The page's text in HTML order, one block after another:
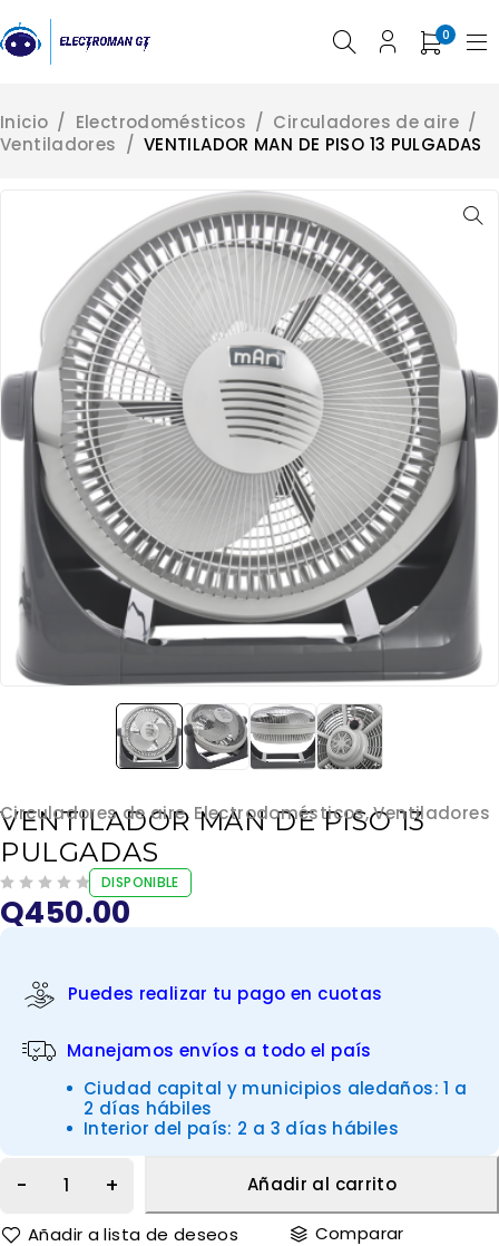
0
Inicio / Electrodomésticos / Circuladores de aire /
Ventiladores / VENTILADOR MAN DE PISO 13 PULGADAS
Circuladores de aire, Electrodomésticos,Ventiladores
VENTILADOR MAN DE PISO 13
PULGADAS
DISPONIBLE
Q450.00
Puedes realizar tu pago en cuotas
Manejamos envíos a todo el país
Ciudad capital y municipios aledaños: 1 a
2 días hábiles
Interior del país: 2 a 3 días hábiles
Añadir al carrito
Comparar